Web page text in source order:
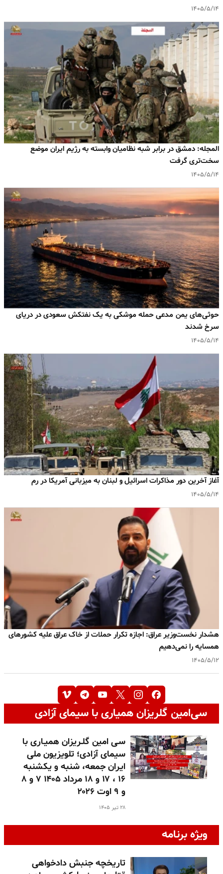
۱۴۰۵/۵/۱۴
المجله: دمشق در برابر شبه‌ نظامیان وابسته به رژیم ایران موضع
سخت‌تری گرفت
۱۴۰۵/۵/۱۴
حوثی‌های یمن مدعی حمله موشکی به یک نفتکش سعودی در دریای
سرخ شدند
۱۴۰۵/۵/۱۴
آغاز آخرین دور مذاکرات اسرائیل و لبنان به میزبانی آمریکا در رم
۱۴۰۵/۵/۱۴
هشدار نخست‌وزیر عراق: اجازه تکرار حملات از خاک عراق علیه کشورهای
همسایه را نمی‌دهیم
۱۴۰۵/۵/۱۲
سی‌امین گلریزان همیاری با سیمای آزادی
سـی امین گلـریزان همیـاری با
سیمای آزادی؛ تلویزیون ملی
ایران جمعه، شنبه و یکشنبه
۱۶ ، ۱۷ و ۱۸ مرداد ۱۴۰۵ ۷ و ۸
و ۹ اوت ۲۰۲۶
۲۸ تیر ۱۴۰۵
ویژه برنامه
تاریخچه جنبش دادخواهی